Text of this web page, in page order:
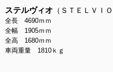
ステルヴィオ （ＳＴＥＬＶＩＯ
全長 4690ｍｍ
全幅 1905ｍｍ
全高 1680ｍｍ
車両重量 1810ｋｇ